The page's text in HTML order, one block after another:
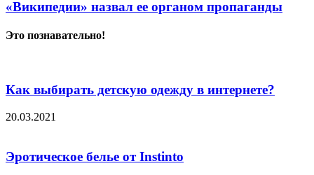
«Википедии» назвал ее органом пропаганды
Это познавательно!
Как выбирать детскую одежду в интернете?
20.03.2021
Эротическое белье от Instinto